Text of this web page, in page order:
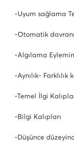
-Uyum sağlama
-Otomatik
-Algılama
-Aynılık- Farklılık
-Temel İlgi
-Bilgi Kalıpları
-Düşünce